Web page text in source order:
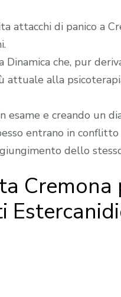
attacchi di panico a
che, pur
attuale alla
esame e creando un
entrano in
dello
Cremona